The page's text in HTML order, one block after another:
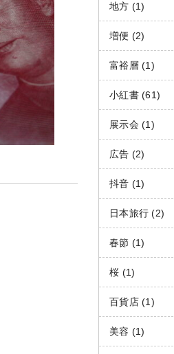
地方 (1)
増便 (2)
富裕層 (1)
小紅書 (61)
展示会 (1)
広告 (2)
抖音 (1)
日本旅行 (2)
春節 (1)
桜 (1)
百貨店 (1)
美容 (1)